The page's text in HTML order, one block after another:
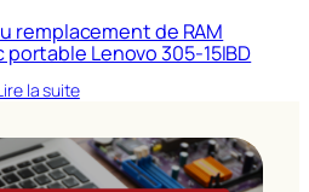
remplacement de RAM
Lenovo 305-15IBD
la suite